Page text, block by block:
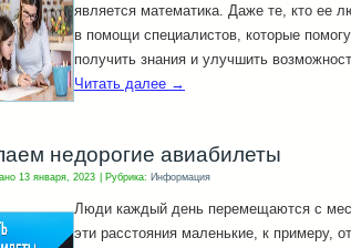
является математика. Даже те, кто ее
в помощи специалистов, которые
получить знания и улучшить
Читать далее →
недорогие авиабилеты
13 января, 2023 Рубрика: Информация
Люди каждый день перемещаются с
эти расстояния маленькие, к примеру,